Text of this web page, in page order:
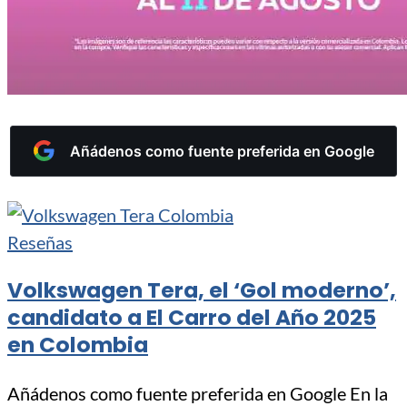
Añádenos como fuente preferida en Google
Reseñas
Volkswagen Tera, el ‘Gol moderno’,
candidato a El Carro del Año 2025
en Colombia
Añádenos como fuente preferida en Google En la